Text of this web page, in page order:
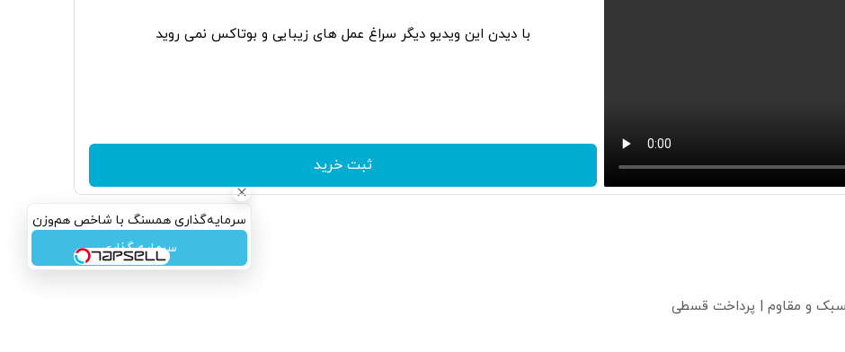
سرمایه‌گذاری همسنگ با شاخص هم‌وزن
سرمایه گذاری
با دیدن این ویدیو دیگر سراغ عمل های زیبایی و بوتاکس نمی روید
ثبت خرید
سبک و مقاوم | پرداخت قسطی